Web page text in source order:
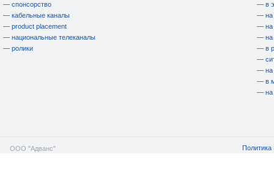
— спонсорство
— кабельные каналы
— product placement
— национальные телеканалы
— ролики
— в
— на
— на
— на
— в
—
— на
— в
— на
ООО "Адванс" Политика